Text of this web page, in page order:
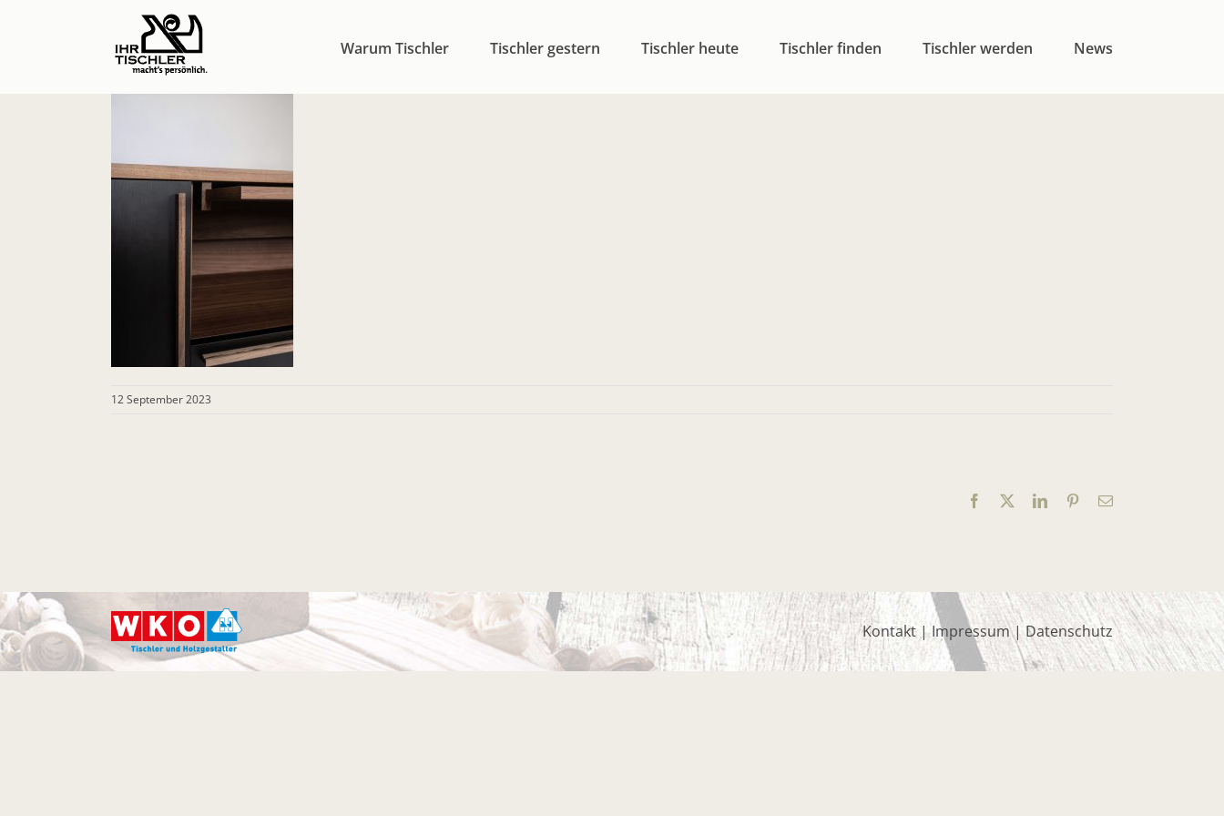
Warum Tischler Tischler gestern Tischler heute Tischler finden Tischler werden News
12 September 2023
Facebook LinkedInPinterest
E-
Kontakt |Impressum|Datenschutz